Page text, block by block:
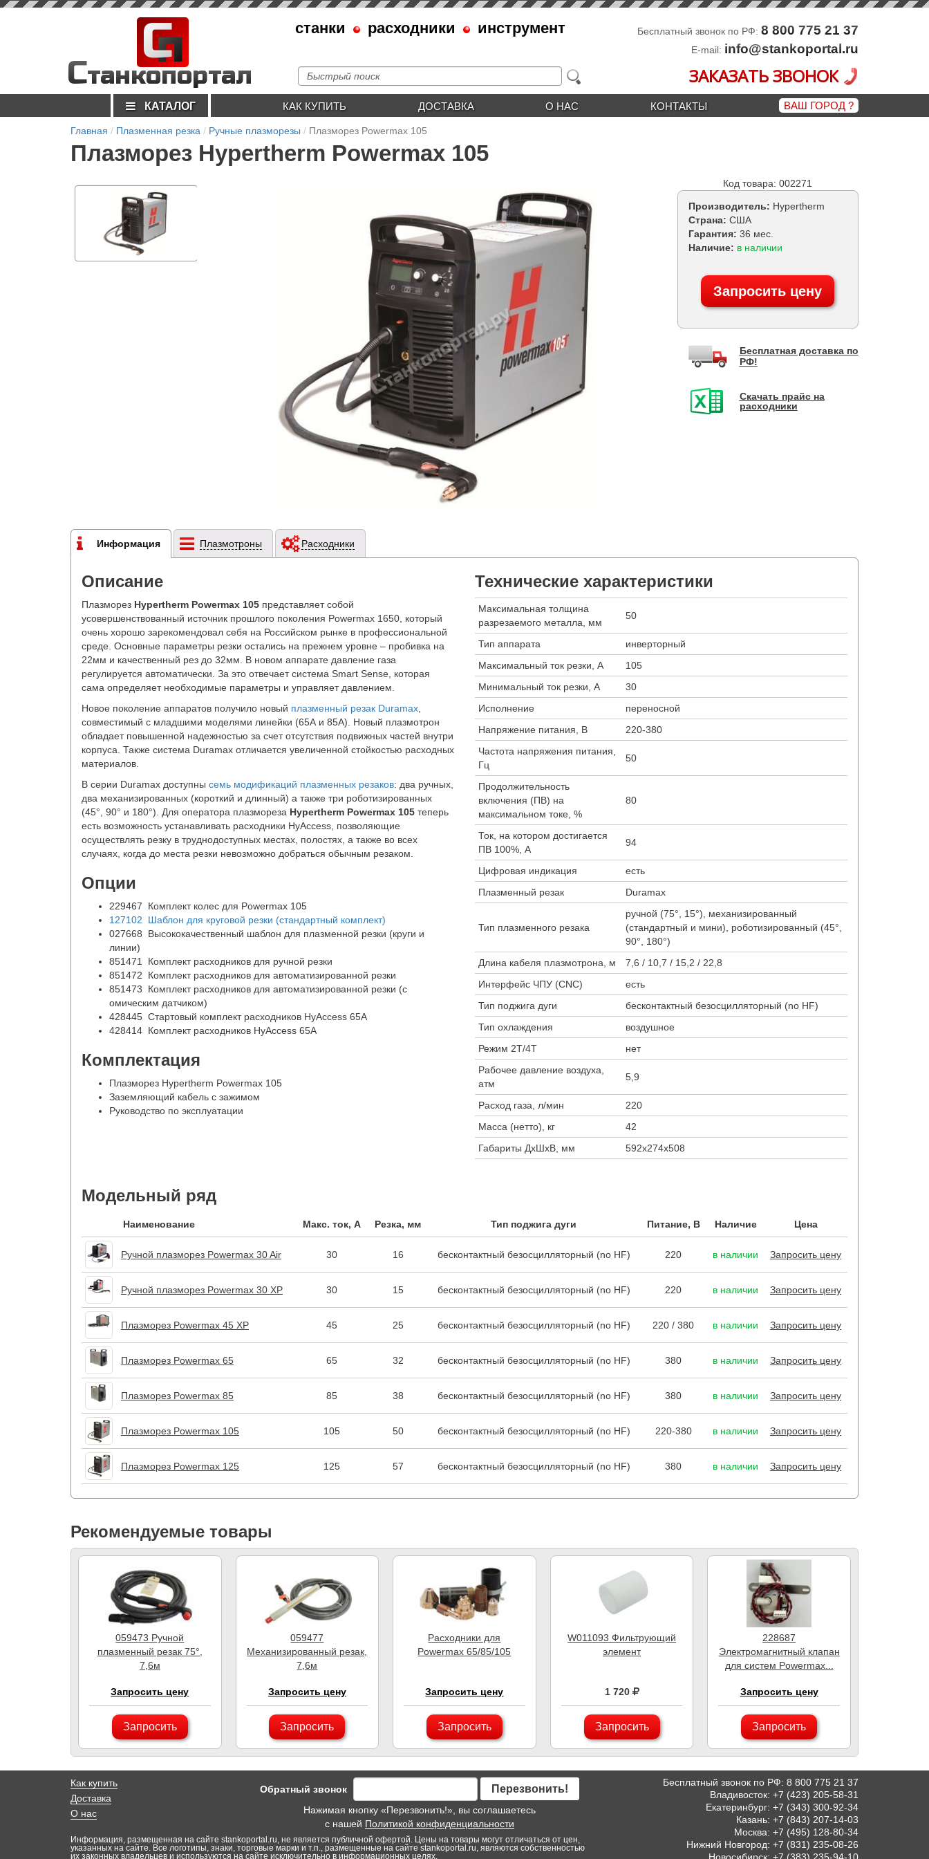
п
С
Станкопортал
станки расходники инструмент Бесплатный звонок по РФ: 8 800 775 21 37
E-mail: info@stankoportal.ru
ЗАКАЗАТЬ ЗВОНОК
КАТАЛОГ КАК КУПИТЬ ДОСТАВКА О НАС КОНТАКТЫ ВАШ ГОРОД?
Главная Плазменная резка Ручные плазморезы Плазморез Powermax 105
Плазморез Hypertherm Powermax 105
Код товара: 002271
Производитель: Hypertherm
Страна: США
Гарантия: 36 мес.
Наличие: в наличии
Запросить цену
Бесплатная доставка по
РФ!
Скачать прайс на
расходники
Информация Плазмотроны Расходники
Описание
Плазморез Hypertherm Powermax 105 представляет собой
усовершенствованный источник прошлого поколения Powermax 1650, который
очень хорошо зарекомендовал себя на Российском рынке в профессиональной
среде. Основные параметры резки остались на прежнем уровне – пробивка на
22мм и качественный рез до 32мм. В новом аппарате давление газа
регулируется автоматически. За это отвечает система Smart Sense, которая
сама определяет необходимые параметры и управляет давлением.
Новое поколение аппаратов получило новый плазменный резак Duramax
совместимый с младшими моделями линейки (65А и 85А). Новый плазмотрон
обладает повышенной надежностью за счет отсутствия подвижных частей внутри
корпуса. Также система Duramax отличается увеличенной стойкостью расходных
материалов.
В серии Duramax доступны семь модификаций плазменных резаков: два ручных,
два механизированных (короткий и длинный) а также три роботизированных
(45°, 90° и 180°). Для оператора плазмореза Hypertherm Powermax 105 теперь
есть возможность устанавливать расходники HyAccess, позволяющие
осуществлять резку в труднодоступных местах, полостях, а также во всех
случаях, когда до места резки невозможно добраться обычным резаком.
Опции
229467 Комплект колес для Powermax 105
127102 Шаблон для круговой резки (стандартный комплект)
027668 Высококачественный шаблон для плазменной резки (круги и
линии)
851471 Комплект расходников для ручной резки
851472 Комплект расходников для автоматизированной резки
851473 Комплект расходников для автоматизированной резки (с
омическим датчиком)
428445 Стартовый комплект расходников HyAccess 65A
428414 Комплект расходников HyAccess 65А
Комплектация
Плазморез Hypertherm Powermax 105
Заземляющий кабель с зажимом
Руководство по эксплуатации
Технические характеристики
Максимальная толщина
разрезаемого металла, мм
50
Тип аппарата
инверторный
Максимальный ток резки, А
105
Минимальный ток резки, А
30
Исполнение
переносной
Напряжение питания, В
220-380
Частота напряжения питания,
Гц
50
Продолжительность
включения (ПВ) на
максимальном токе, %
80
Ток, на котором достигается
ПВ 100%, А
94
Цифровая индикация
есть
Плазменный резак
Duramax
Тип плазменного резака
ручной (75°, 15°), механизированный
(стандартный и мини), роботизированный (45°,
90°, 180°)
Длина кабеля плазмотрона, м
7,6 / 10,7 / 15,2 / 22,8
Интерфейс ЧПУ (CNC)
есть
Тип поджига дуги
бесконтактный безосцилляторный (no HF)
Тип охлаждения
воздушное
Режим 2Т/4Т
нет
Рабочее давление воздуха,
атм
5,9
Расход газа, л/мин
220
Масса (нетто), кг
42
Габариты ДхШхВ, мм
592x274x508
Модельный ряд
Наименование Макс. ток, А Резка, мм Тип поджига дуги Питание, В Наличие Цена
Ручной плазморез Powermax 30 Air 30 16 бесконтактный безосцилляторный (no HF) 220 в наличии Запросить цену
Ручной плазморез Powermax 30 XP 30 15 бесконтактный безосцилляторный (no HF) 220 в наличии Запросить цену
Плазморез Powermax 45 XP 45 25 бесконтактный безосцилляторный (no HF) 220 / 380 в наличии Запросить цену
Плазморез Powermax 65 65 32 бесконтактный безосцилляторный (no HF) 380 в наличии Запросить цену
Плазморез Powermax 85 85 38 бесконтактный безосцилляторный (no HF) 380 в наличии Запросить цену
Плазморез Powermax 105 105 50 бесконтактный безосцилляторный (no HF) 220-380 в наличии Запросить цену
Плазморез Powermax 125 125 57 бесконтактный безосцилляторный (no HF) 380 в наличии Запросить цену
Рекомендуемые товары
059473 Ручной
плазменный резак 75°,
7,6м
Запросить цену
Запросить
059477
Механизированный резак,
7,6м
Запросить цену
Запросить
Расходники для
Powermax 65/85/105
Запросить цену
Запросить
W011093 Фильтрующий
элемент
1 720
Запросить
228687
Электромагнитный клапан
для систем Powermax...
Запросить цену
Запросить
Как купить
Доставка
О нас
Обратный звонок Перезвонить!
Нажимая кнопку «Перезвонить!», вы соглашаетесь
с нашей Политикой конфиденциальности
Информация, размещенная на сайте stankoportal.ru, не является публичной офертой. Цены на товары могут отличаться от цен,
указанных на сайте. Все логотипы, знаки, торговые марки и т.п., размещенные на сайте stankoportal.ru, являются собственностью
их законных владельцев и используются на сайте исключительно в информационных целях.
Бесплатный звонок по РФ: 8 800 775 21 37
Владивосток: +7 (423) 205-58-31
Екатеринбург: +7 (343) 300-92-34
Казань: +7 (843) 207-14-03
Москва: +7 (495) 128-80-34
Нижний Новгород: +7 (831) 235-08-26